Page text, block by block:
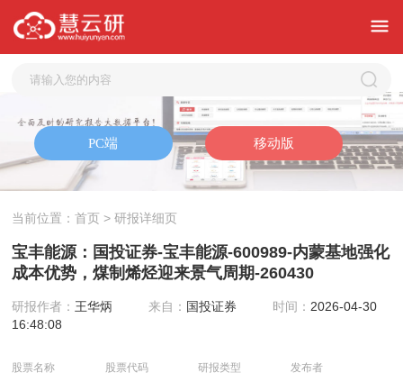
当前位置：首页 > 研报详细页
宝丰能源：国投证券-宝丰能源-600989-内蒙基地强化
成本优势，煤制烯烃迎来景气周期-260430
研报作者： 王华炳 来自： 国投证券 时间： 2026-04-30
16:48:08
股票名称 股票代码 研报类型 发布者